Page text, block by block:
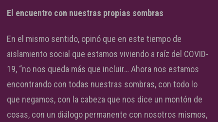
El encuentro con nuestras propias sombras
En el mismo sentido, opinó que en este tiempo de
aislamiento social que estamos viviendo a raíz del COVID-
19, “no nos queda más que incluir… Ahora nos estamos
encontrando con todas nuestras sombras, con todo lo
que negamos, con la cabeza que nos dice un montón de
cosas, con un diálogo permanente con nosotros mismos,